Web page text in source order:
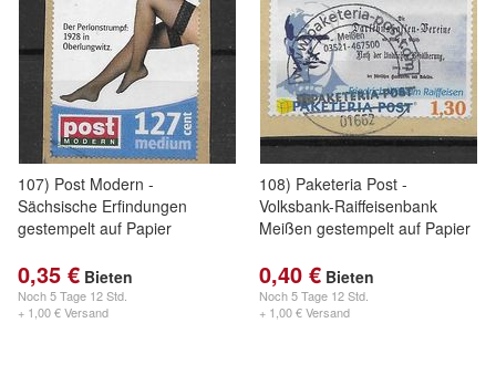
107) Post Modern -
Sächsische Erfindungen
gestempelt auf Papier
0,35 € Bieten
Noch5 Tage 12 Std.
+ 1,00 € Versand
108) Paketeria Post -
Volksbank-Raiffeisenbank
Meißen gestempelt auf Papier
0,40 € Bieten
Noch5 Tage 12 Std.
+ 1,00 € Versand